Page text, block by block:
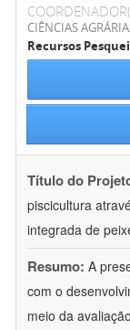
CIÊNCIAS
Recursos
Título do
piscicultura
integrada de
Resumo: A
com o
meio da